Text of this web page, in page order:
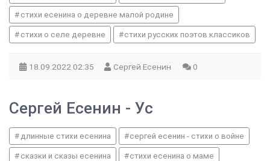
стихи есенина о деревне малой родине
стихи о селе деревне стихи русских поэтов классиков
18.09.2022 02:35 Сергей Есенин 0
Сергей Есенин - Ус
длинные стихи есенина сергей есенин - стихи о войне
сказки и сказы есенина стихи есенина о маме